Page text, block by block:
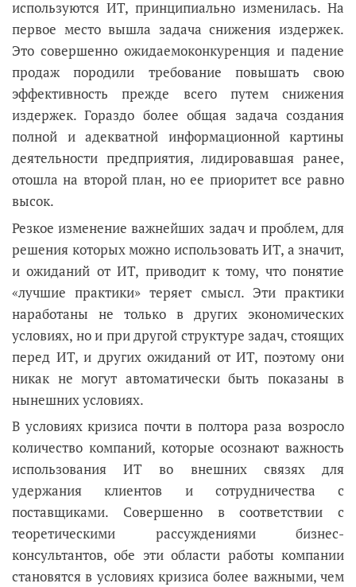
используются ИТ, принципиально изменилась. На
первое место вышла задача снижения издержек.
Это совершенно ожидаемоконкуренция и падение
продаж породили требование повышать свою
эффективность прежде всего путем снижения
издержек. Гораздо более общая задача создания
полной и адекватной информационной картины
деятельности предприятия, лидировавшая ранее,
отошла на второй план, но ее приоритет все равно
высок.
Резкое изменение важнейших задач и проблем, для
решения которых можно использовать ИТ, а значит,
и ожиданий от ИТ, приводит к тому, что понятие
«лучшие практики» теряет смысл. Эти практики
наработаны не только в других экономических
условиях, но и при другой структуре задач, стоящих
перед ИТ, и других ожиданий от ИТ, поэтому они
никак не могут автоматически быть показаны в
нынешних условиях.
В условиях кризиса почти в полтора раза возросло
количество компаний, которые осознают важность
использования ИТ во внешних связях для
удержания клиентов и сотрудничества с
поставщиками. Совершенно в соответствии с
теоретическими рассуждениями бизнес-
консультантов, обе эти области работы компании
становятся в условиях кризиса более важными, чем